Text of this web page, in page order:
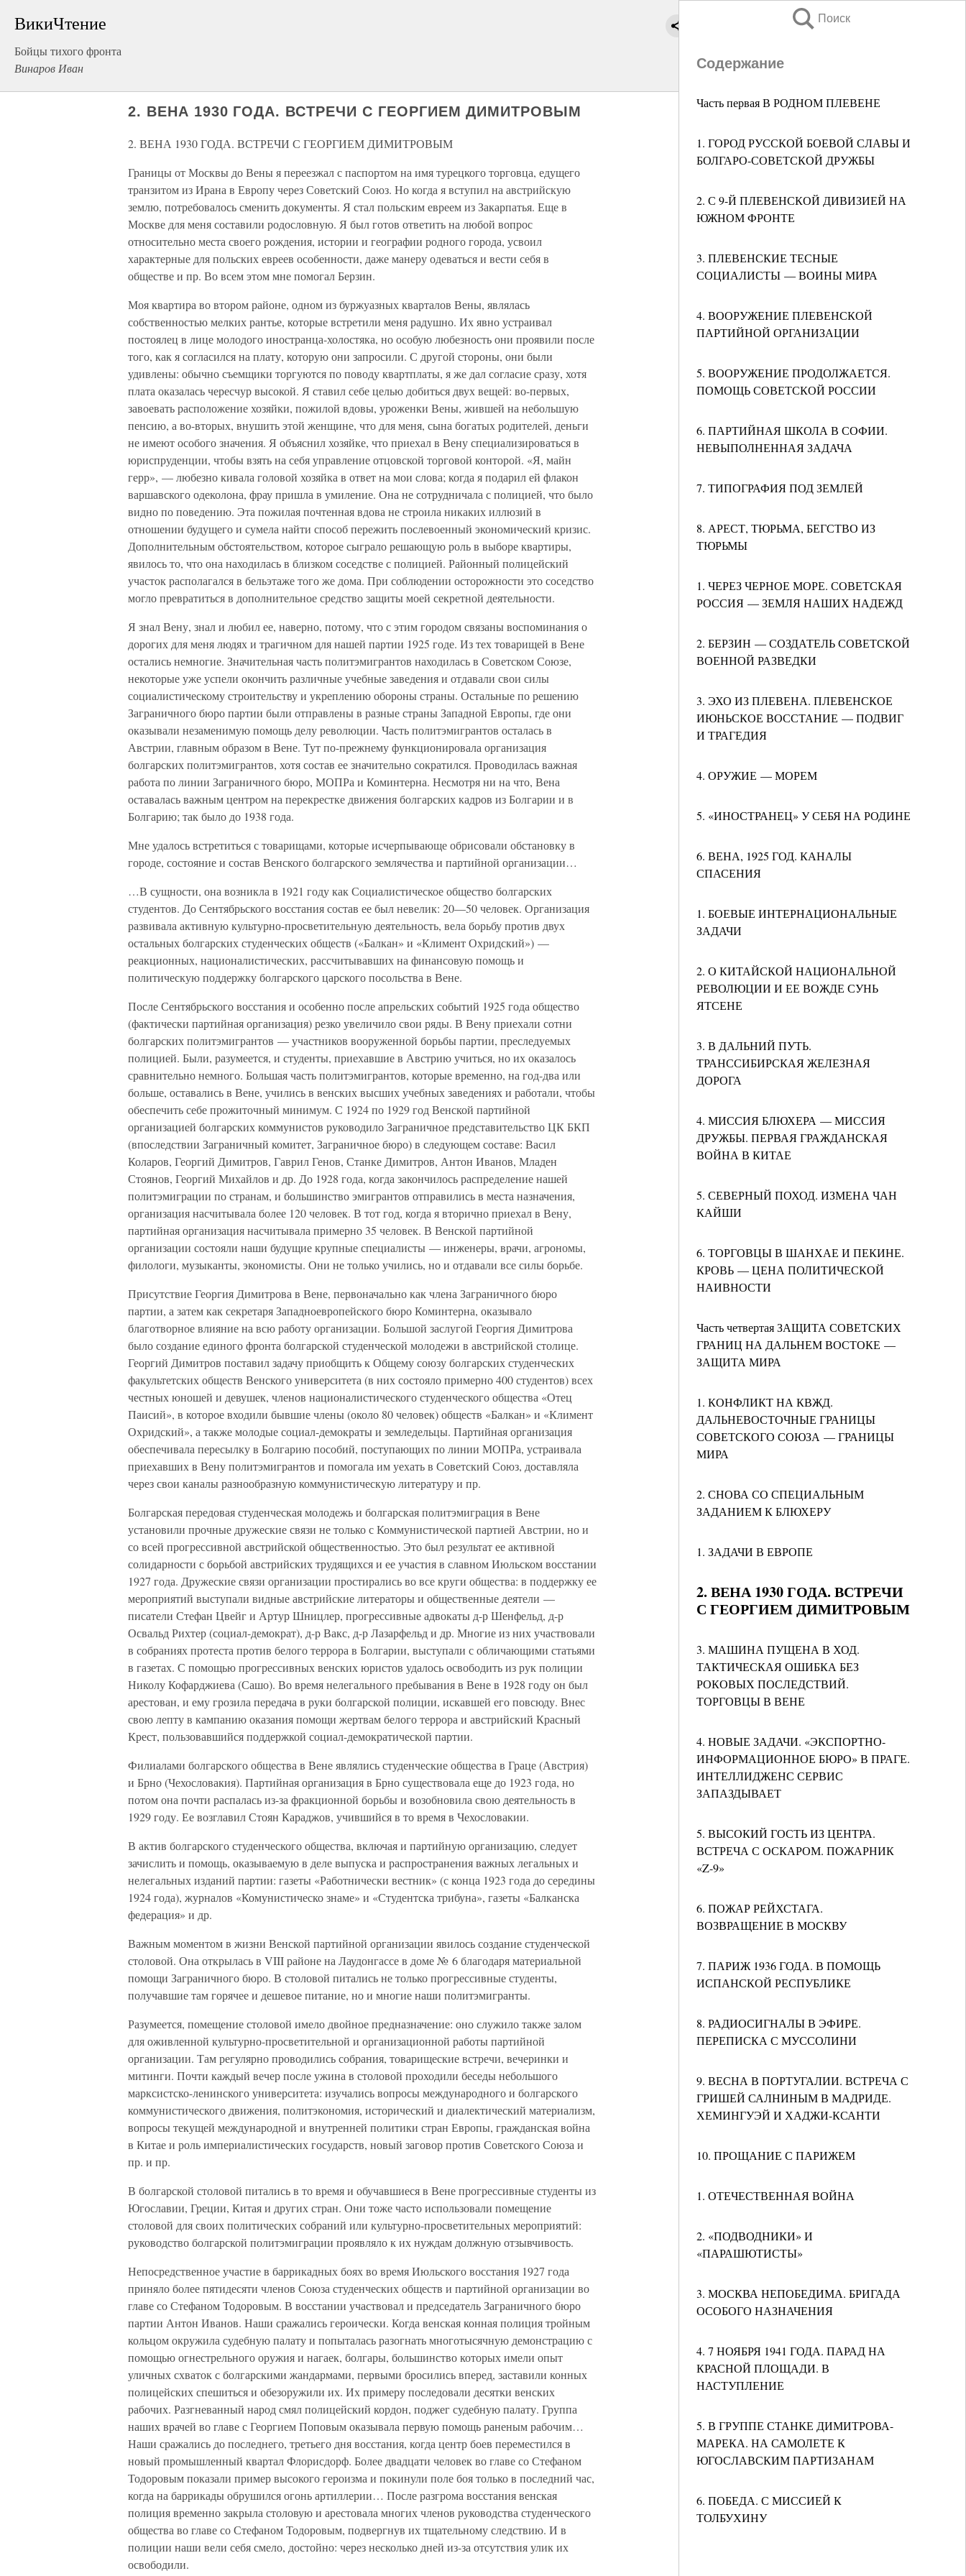
ВикиЧтение
Бойцы тихого фронта
Винаров Иван
Поиск
Содержание
Часть первая В РОДНОМ ПЛЕВЕНЕ
1. ГОРОД РУССКОЙ БОЕВОЙ СЛАВЫ И
БОЛГАРО-СОВЕТСКОЙ ДРУЖБЫ
2. С 9-Й ПЛЕВЕНСКОЙ ДИВИЗИЕЙ НА
ЮЖНОМ ФРОНТЕ
3. ПЛЕВЕНСКИЕ ТЕСНЫЕ
СОЦИАЛИСТЫ — ВОИНЫ МИРА
4. ВООРУЖЕНИЕ ПЛЕВЕНСКОЙ
ПАРТИЙНОЙ ОРГАНИЗАЦИИ
5. ВООРУЖЕНИЕ ПРОДОЛЖАЕТСЯ.
ПОМОЩЬ СОВЕТСКОЙ РОССИИ
6. ПАРТИЙНАЯ ШКОЛА В СОФИИ.
НЕВЫПОЛНЕННАЯ ЗАДАЧА
7. ТИПОГРАФИЯ ПОД ЗЕМЛЕЙ
8. АРЕСТ, ТЮРЬМА, БЕГСТВО ИЗ
ТЮРЬМЫ
1. ЧЕРЕЗ ЧЕРНОЕ МОРЕ. СОВЕТСКАЯ
РОССИЯ — ЗЕМЛЯ НАШИХ НАДЕЖД
2. БЕРЗИН — СОЗДАТЕЛЬ СОВЕТСКОЙ
ВОЕННОЙ РАЗВЕДКИ
3. ЭХО ИЗ ПЛЕВЕНА. ПЛЕВЕНСКОЕ
ИЮНЬСКОЕ ВОССТАНИЕ — ПОДВИГ
И ТРАГЕДИЯ
4. ОРУЖИЕ — МОРЕМ
5. «ИНОСТРАНЕЦ» У СЕБЯ НА РОДИНЕ
6. ВЕНА, 1925 ГОД. КАНАЛЫ
СПАСЕНИЯ
1. БОЕВЫЕ ИНТЕРНАЦИОНАЛЬНЫЕ
ЗАДАЧИ
2. О КИТАЙСКОЙ НАЦИОНАЛЬНОЙ
РЕВОЛЮЦИИ И ЕЕ ВОЖДЕ СУНЬ
ЯТСЕНЕ
3. В ДАЛЬНИЙ ПУТЬ.
ТРАНССИБИРСКАЯ ЖЕЛЕЗНАЯ
ДОРОГА
4. МИССИЯ БЛЮХЕРА — МИССИЯ
ДРУЖБЫ. ПЕРВАЯ ГРАЖДАНСКАЯ
ВОЙНА В КИТАЕ
5. СЕВЕРНЫЙ ПОХОД. ИЗМЕНА ЧАН
КАЙШИ
6. ТОРГОВЦЫ В ШАНХАЕ И ПЕКИНЕ.
КРОВЬ — ЦЕНА ПОЛИТИЧЕСКОЙ
НАИВНОСТИ
Часть четвертая ЗАЩИТА СОВЕТСКИХ
ГРАНИЦ НА ДАЛЬНЕМ ВОСТОКЕ —
ЗАЩИТА МИРА
1. КОНФЛИКТ НА КВЖД.
ДАЛЬНЕВОСТОЧНЫЕ ГРАНИЦЫ
СОВЕТСКОГО СОЮЗА — ГРАНИЦЫ
МИРА
2. СНОВА СО СПЕЦИАЛЬНЫМ
ЗАДАНИЕМ К БЛЮХЕРУ
1. ЗАДАЧИ В ЕВРОПЕ
2. ВЕНА 1930 ГОДА. ВСТРЕЧИ
С ГЕОРГИЕМ ДИМИТРОВЫМ
3. МАШИНА ПУЩЕНА В ХОД.
ТАКТИЧЕСКАЯ ОШИБКА БЕЗ
РОКОВЫХ ПОСЛЕДСТВИЙ.
ТОРГОВЦЫ В ВЕНЕ
4. НОВЫЕ ЗАДАЧИ. «ЭКСПОРТНО-
ИНФОРМАЦИОННОЕ БЮРО» В ПРАГЕ.
ИНТЕЛЛИДЖЕНС СЕРВИС
ЗАПАЗДЫВАЕТ
5. ВЫСОКИЙ ГОСТЬ ИЗ ЦЕНТРА.
ВСТРЕЧА С ОСКАРОМ. ПОЖАРНИК
«Z-9»
6. ПОЖАР РЕЙХСТАГА.
ВОЗВРАЩЕНИЕ В МОСКВУ
7. ПАРИЖ 1936 ГОДА. В ПОМОЩЬ
ИСПАНСКОЙ РЕСПУБЛИКЕ
8. РАДИОСИГНАЛЫ В ЭФИРЕ.
ПЕРЕПИСКА С МУССОЛИНИ
9. ВЕСНА В ПОРТУГАЛИИ. ВСТРЕЧА С
ГРИШЕЙ САЛНИНЫМ В МАДРИДЕ.
ХЕМИНГУЭЙ И ХАДЖИ-КСАНТИ
10. ПРОЩАНИЕ С ПАРИЖЕМ
1. ОТЕЧЕСТВЕННАЯ ВОЙНА
2. «ПОДВОДНИКИ» И
«ПАРАШЮТИСТЫ»
3. МОСКВА НЕПОБЕДИМА. БРИГАДА
ОСОБОГО НАЗНАЧЕНИЯ
4. 7 НОЯБРЯ 1941 ГОДА. ПАРАД НА
КРАСНОЙ ПЛОЩАДИ. В
НАСТУПЛЕНИЕ
5. В ГРУППЕ СТАНКЕ ДИМИТРОВА-
МАРЕКА. НА САМОЛЕТЕ К
ЮГОСЛАВСКИМ ПАРТИЗАНАМ
6. ПОБЕДА. С МИССИЕЙ К
ТОЛБУХИНУ
2. ВЕНА 1930 ГОДА. ВСТРЕЧИ С ГЕОРГИЕМ ДИМИТРОВЫМ
2. ВЕНА 1930 ГОДА. ВСТРЕЧИ С ГЕОРГИЕМ ДИМИТРОВЫМ
Границы от Москвы до Вены я переезжал с паспортом на имя турецкого торговца, едущего
транзитом из Ирана в Европу через Советский Союз. Но когда я вступил на австрийскую
землю, потребовалось сменить документы. Я стал польским евреем из Закарпатья. Еще в
Москве для меня составили родословную. Я был готов ответить на любой вопрос
относительно места своего рождения, истории и географии родного города, усвоил
характерные для польских евреев особенности, даже манеру одеваться и вести себя в
обществе и пр. Во всем этом мне помогал Берзин.
Моя квартира во втором районе, одном из буржуазных кварталов Вены, являлась
собственностью мелких рантье, которые встретили меня радушно. Их явно устраивал
постоялец в лице молодого иностранца-холостяка, но особую любезность они проявили после
того, как я согласился на плату, которую они запросили. С другой стороны, они были
удивлены: обычно съемщики торгуются по поводу квартплаты, я же дал согласие сразу, хотя
плата оказалась чересчур высокой. Я ставил себе целью добиться двух вещей: во-первых,
завоевать расположение хозяйки, пожилой вдовы, уроженки Вены, жившей на небольшую
пенсию, а во-вторых, внушить этой женщине, что для меня, сына богатых родителей, деньги
не имеют особого значения. Я объяснил хозяйке, что приехал в Вену специализироваться в
юриспруденции, чтобы взять на себя управление отцовской торговой конторой. «Я, майн
герр», — любезно кивала головой хозяйка в ответ на мои слова; когда я подарил ей флакон
варшавского одеколона, фрау пришла в умиление. Она не сотрудничала с полицией, что было
видно по поведению. Эта пожилая почтенная вдова не строила никаких иллюзий в
отношении будущего и сумела найти способ пережить послевоенный экономический кризис.
Дополнительным обстоятельством, которое сыграло решающую роль в выборе квартиры,
явилось то, что она находилась в близком соседстве с полицией. Районный полицейский
участок располагался в бельэтаже того же дома. При соблюдении осторожности это соседство
могло превратиться в дополнительное средство защиты моей секретной деятельности.
Я знал Вену, знал и любил ее, наверно, потому, что с этим городом связаны воспоминания о
дорогих для меня людях и трагичном для нашей партии 1925 годе. Из тех товарищей в Вене
остались немногие. Значительная часть политэмигрантов находилась в Советском Союзе,
некоторые уже успели окончить различные учебные заведения и отдавали свои силы
социалистическому строительству и укреплению обороны страны. Остальные по решению
Заграничного бюро партии были отправлены в разные страны Западной Европы, где они
оказывали незаменимую помощь делу революции. Часть политэмигрантов осталась в
Австрии, главным образом в Вене. Тут по-прежнему функционировала организация
болгарских политэмигрантов, хотя состав ее значительно сократился. Проводилась важная
работа по линии Заграничного бюро, МОПРа и Коминтерна. Несмотря ни на что, Вена
оставалась важным центром на перекрестке движения болгарских кадров из Болгарии и в
Болгарию; так было до 1938 года.
Мне удалось встретиться с товарищами, которые исчерпывающе обрисовали обстановку в
городе, состояние и состав Венского болгарского землячества и партийной организации…
…В сущности, она возникла в 1921 году как Социалистическое общество болгарских
студентов. До Сентябрьского восстания состав ее был невелик: 20—50 человек. Организация
развивала активную культурно-просветительную деятельность, вела борьбу против двух
остальных болгарских студенческих обществ («Балкан» и «Климент Охридский») —
реакционных, националистических, рассчитывавших на финансовую помощь и
политическую поддержку болгарского царского посольства в Вене.
После Сентябрьского восстания и особенно после апрельских событий 1925 года общество
(фактически партийная организация) резко увеличило свои ряды. В Вену приехали сотни
болгарских политэмигрантов — участников вооруженной борьбы партии, преследуемых
полицией. Были, разумеется, и студенты, приехавшие в Австрию учиться, но их оказалось
сравнительно немного. Большая часть политэмигрантов, которые временно, на год-два или
больше, оставались в Вене, учились в венских высших учебных заведениях и работали, чтобы
обеспечить себе прожиточный минимум. С 1924 по 1929 год Венской партийной
организацией болгарских коммунистов руководило Заграничное представительство ЦК БКП
(впоследствии Заграничный комитет, Заграничное бюро) в следующем составе: Васил
Коларов, Георгий Димитров, Гаврил Генов, Станке Димитров, Антон Иванов, Младен
Стоянов, Георгий Михайлов и др. До 1928 года, когда закончилось распределение нашей
политэмиграции по странам, и большинство эмигрантов отправились в места назначения,
организация насчитывала более 120 человек. В тот год, когда я вторично приехал в Вену,
партийная организация насчитывала примерно 35 человек. В Венской партийной
организации состояли наши будущие крупные специалисты — инженеры, врачи, агрономы,
филологи, музыканты, экономисты. Они не только учились, но и отдавали все силы борьбе.
Присутствие Георгия Димитрова в Вене, первоначально как члена Заграничного бюро
партии, а затем как секретаря Западноевропейского бюро Коминтерна, оказывало
благотворное влияние на всю работу организации. Большой заслугой Георгия Димитрова
было создание единого фронта болгарской студенческой молодежи в австрийской столице.
Георгий Димитров поставил задачу приобщить к Общему союзу болгарских студенческих
факультетских обществ Венского университета (в них состояло примерно 400 студентов) всех
честных юношей и девушек, членов националистического студенческого общества «Отец
Паисий», в которое входили бывшие члены (около 80 человек) обществ «Балкан» и «Климент
Охридский», а также молодые социал-демократы и земледельцы. Партийная организация
обеспечивала пересылку в Болгарию пособий, поступающих по линии МОПРа, устраивала
приехавших в Вену политэмигрантов и помогала им уехать в Советский Союз, доставляла
через свои каналы разнообразную коммунистическую литературу и пр.
Болгарская передовая студенческая молодежь и болгарская политэмиграция в Вене
установили прочные дружеские связи не только с Коммунистической партией Австрии, но и
со всей прогрессивной австрийской общественностью. Это был результат ее активной
солидарности с борьбой австрийских трудящихся и ее участия в славном Июльском восстании
1927 года. Дружеские связи организации простирались во все круги общества: в поддержку ее
мероприятий выступали видные австрийские литераторы и общественные деятели —
писатели Стефан Цвейг и Артур Шницлер, прогрессивные адвокаты д-р Шенфельд, д-р
Освальд Рихтер (социал-демократ), д-р Вакс, д-р Лазарфельд и др. Многие из них участвовали
в собраниях протеста против белого террора в Болгарии, выступали с обличающими статьями
в газетах. С помощью прогрессивных венских юристов удалось освободить из рук полиции
Николу Кофарджиева (Сашо). Во время нелегального пребывания в Вене в 1928 году он был
арестован, и ему грозила передача в руки болгарской полиции, искавшей его повсюду. Внес
свою лепту в кампанию оказания помощи жертвам белого террора и австрийский Красный
Крест, пользовавшийся поддержкой социал-демократической партии.
Филиалами болгарского общества в Вене являлись студенческие общества в Граце (Австрия)
и Брно (Чехословакия). Партийная организация в Брно существовала еще до 1923 года, но
потом она почти распалась из-за фракционной борьбы и возобновила свою деятельность в
1929 году. Ее возглавил Стоян Караджов, учившийся в то время в Чехословакии.
В актив болгарского студенческого общества, включая и партийную организацию, следует
зачислить и помощь, оказываемую в деле выпуска и распространения важных легальных и
нелегальных изданий партии: газеты «Работнически вестник» (с конца 1923 года до середины
1924 года), журналов «Комунистическо знаме» и «Студентска трибуна», газеты «Балканска
федерация» и др.
Важным моментом в жизни Венской партийной организации явилось создание студенческой
столовой. Она открылась в VIII районе на Лаудонгассе в доме № 6 благодаря материальной
помощи Заграничного бюро. В столовой питались не только прогрессивные студенты,
получавшие там горячее и дешевое питание, но и многие наши политэмигранты.
Разумеется, помещение столовой имело двойное предназначение: оно служило также залом
для оживленной культурно-просветительной и организационной работы партийной
организации. Там регулярно проводились собрания, товарищеские встречи, вечеринки и
митинги. Почти каждый вечер после ужина в столовой проходили беседы небольшого
марксистско-ленинского университета: изучались вопросы международного и болгарского
коммунистического движения, политэкономия, исторический и диалектический материализм,
вопросы текущей международной и внутренней политики стран Европы, гражданская война
в Китае и роль империалистических государств, новый заговор против Советского Союза и
пр. и пр.
В болгарской столовой питались в то время и обучавшиеся в Вене прогрессивные студенты из
Югославии, Греции, Китая и других стран. Они тоже часто использовали помещение
столовой для своих политических собраний или культурно-просветительных мероприятий:
руководство болгарской политэмиграции проявляло к их нуждам должную отзывчивость.
Непосредственное участие в баррикадных боях во время Июльского восстания 1927 года
приняло более пятидесяти членов Союза студенческих обществ и партийной организации во
главе со Стефаном Тодоровым. В восстании участвовал и председатель Заграничного бюро
партии Антон Иванов. Наши сражались героически. Когда венская конная полиция тройным
кольцом окружила судебную палату и попыталась разогнать многотысячную демонстрацию с
помощью огнестрельного оружия и нагаек, болгары, большинство которых имели опыт
уличных схваток с болгарскими жандармами, первыми бросились вперед, заставили конных
полицейских спешиться и обезоружили их. Их примеру последовали десятки венских
рабочих. Разгневанный народ смял полицейский кордон, поджег судебную палату. Группа
наших врачей во главе с Георгием Поповым оказывала первую помощь раненым рабочим…
Наши сражались до последнего, третьего дня восстания, когда центр боев переместился в
новый промышленный квартал Флорисдорф. Более двадцати человек во главе со Стефаном
Тодоровым показали пример высокого героизма и покинули поле боя только в последний час,
когда на баррикады обрушился огонь артиллерии… После разгрома восстания венская
полиция временно закрыла столовую и арестовала многих членов руководства студенческого
общества во главе со Стефаном Тодоровым, подвергнув их тщательному следствию. И в
полиции наши вели себя смело, достойно: через несколько дней из-за отсутствия улик их
освободили.